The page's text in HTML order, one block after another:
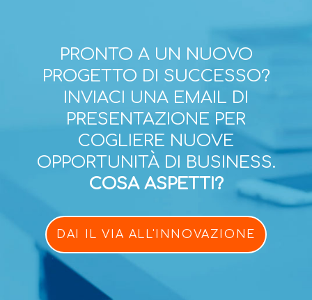
PRONTO A UN NUOVO
PROGETTO DI SUCCESSO?
INVIACI UNA EMAIL DI
PRESENTAZIONE PER
COGLIERE NUOVE
OPPORTUNITÀ DI BUSINESS.
COSA ASPETTI?
DAI IL VIA ALL'INNOVAZIONE